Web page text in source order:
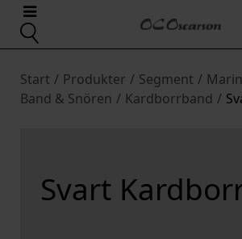
Start / Produkter / Segment / Marin
Band & Snören / Kardborrband /
Svart